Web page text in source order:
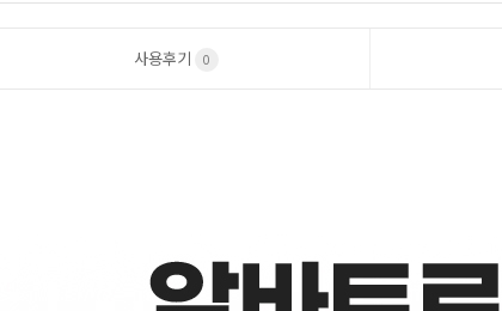
사용후기 0